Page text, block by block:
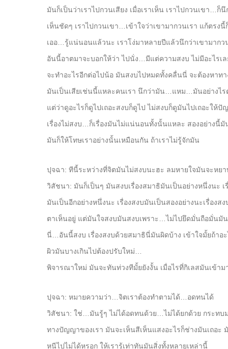
มันก็เป็นว่าเราไปกวนเสียง เมื่อเราเห็น เราไปกวนเขา…
เห็นชัดๆ เราไปกวนเขา…เข้าใจว่าเขามากวนเรา แก้ตรง
เออ…รู้แน่นอนแล้วนะ เราโง่มาหลายปีแล้วนึกว่าเขามากว
อันนี้อาตมาจะบอกให้ว่า ไปนั่ง…มีแต่ความสงบ ไม่มีอะไรเ
จะทำอะไรอีกต่อไปน้อ มันสงบไปหมดทั้งคลื่นนี่ จะต้องหาท
มันเป็นเสียเช่นนี้แหละคนเรา นึกว่ามัน…แหม…มันอย่างไ
แต่ว่าดูอะไรก็ดูไปเถอะสงบก็ดูไป ไม่สงบก็ดูมันไปเถอะใ
เรื่องไม่สงบ…ก็เรื่องมันไม่แน่นอนทั้งนั้นแหละ สองอย่างนี้
มันก็ให้โทษเราอย่างนั้นเหมือนกัน ถ้าเราไม่รู้จักมัน
ปุจฉา: ทีนี้ระหว่างที่จิตมันไม่สงบนะฮะ ลมหายใจมันจะหย
วิสัชนา: มันก็เป็นๆ มันสงบเรื่องสมาธิมันเป็นอย่างหนึ่งนะ
มันเป็นอีกอย่างหนึ่งนะ เรื่องสงบมันเป็นสองอย่างนะเรื่อง
ตาเห็นอยู่ แต่มันใจสงบมันสงบเพราะ…ไม่ไปยึดมั่นถือมั่นมั
นี่…อันนี้สงบ เรื่องสงบด้วยสมาธินี่มันผิดบ้าง เข้าใจมั้ยถ้าอ
ผิวมันบางเกินไปต้องปรับใหม่…
พิจารณาใหม่ มันจะทันท่วงทีมั้ยยังงั้น เมื่อไรที่กิเลสมันเข้า
ปุจฉา: หมายความว่า…จิตเราต้องทำตามได้…อดทนได้
วิสัชนา: ใช่…มันรู้ๆ ไม่ได้อดทนด้วย…ไม่ได้ยกด้วย กระท
ทางปัญญาของเรา มันจะเห็นสีเห็นแสงอะไรก็ช่างมันเถอะ
หนีไปไม่ได้หรอก ให้เรารู้เท่าทันมันสิ่งทั้งหลายเหล่านี้